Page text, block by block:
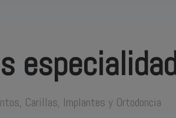
Carillas, Implantes y Ortodoncia